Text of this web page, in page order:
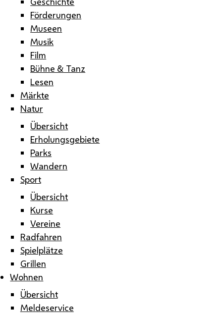
Förderungen
Museen
Musik
Film
Bühne & Tanz
Lesen
Märkte
Natur
Übersicht
Erholungsgebiete
Parks
Wandern
Sport
Übersicht
Kurse
Vereine
Radfahren
Spielplätze
Grillen
Wohnen
Übersicht
Meldeservice